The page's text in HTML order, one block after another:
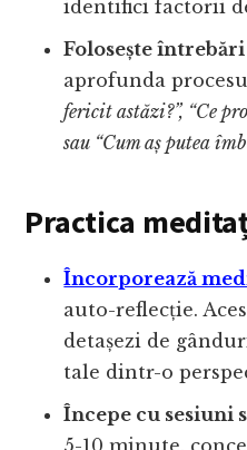
identifici factorii
Folosește
aprofunda
fericit astăzi?”, “Ce
sau “Cum aș putea
Practica
Încorporează
auto-reflecție.
detașezi de
tale dintr-o
Începe cu sesiuni
5-10 minute,